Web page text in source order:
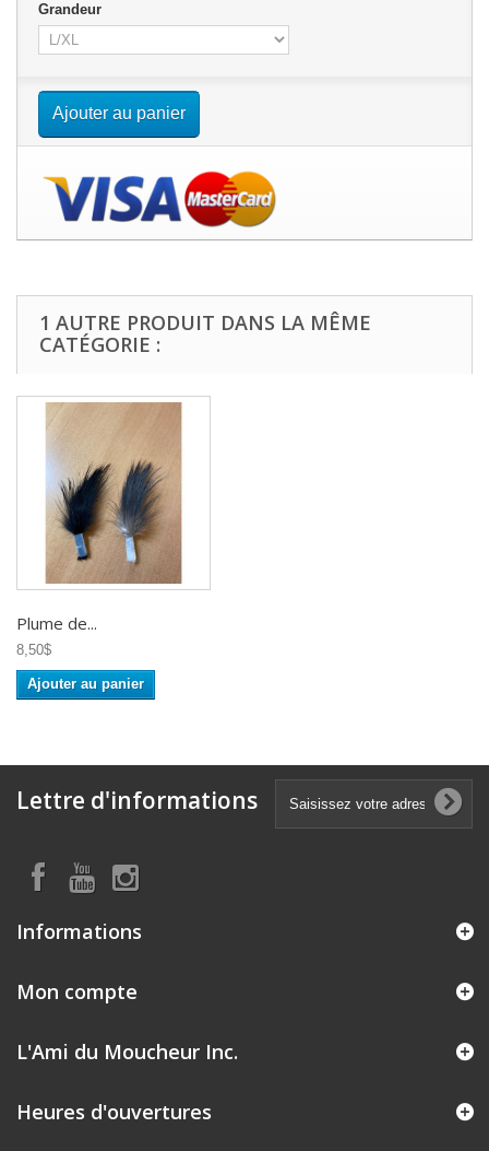
Grandeur
Ajouter au panier
1 AUTRE PRODUIT DANS LA MÊME
CATÉGORIE :
Plume de...
8,50$
Ajouter au panier
Lettre d'informations
Informations
Mon compte
L'Ami du Moucheur Inc.
Heures d'ouvertures